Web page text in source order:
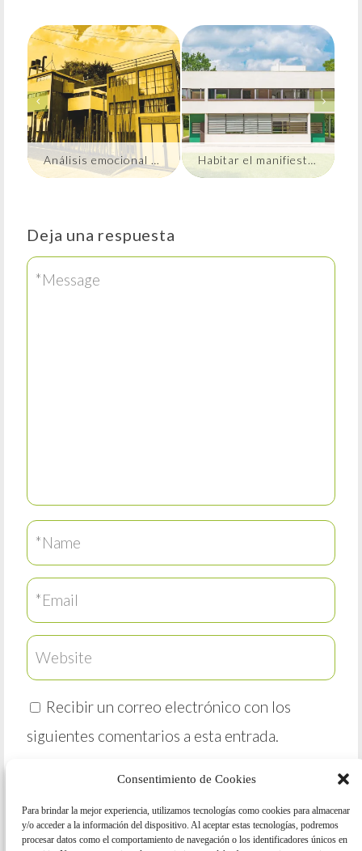
Consentimiento de Cookies
Para brindar la mejor experiencia, utilizamos tecnologías como cookies para almacenar
y/o acceder a la información del dispositivo. Al aceptar estas tecnologías, podremos
procesar datos como el comportamiento de navegación o los identificadores únicos en
Análisis emocional I: Vivienda Frida Kahlo y Diego Ribera Habitar el manifiesto: una lectura emocional de la Villa Savoye
Deja una respuesta
Recibir un correo electrónico con los
siguientes comentarios a esta entrada.